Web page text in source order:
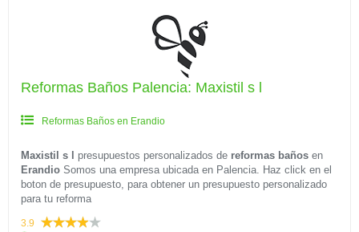
Reformas Baños Palencia: Maxistil s l
Reformas Baños en Erandio
Maxistil s l presupuestos personalizados de reformas baños en
Erandio Somos una empresa ubicada en Palencia. Haz click en el
boton de presupuesto, para obtener un presupuesto personalizado
para tu reforma
3.9